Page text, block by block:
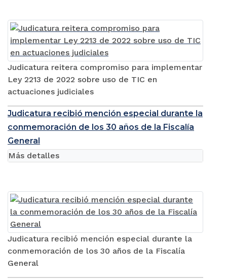
Judicatura reitera compromiso para implementar
Ley 2213 de 2022 sobre uso de TIC en
actuaciones judiciales
Judicatura recibió mención especial durante la
conmemoración de los 30 años de la Fiscalía
General
Judicatura recibió mención especial durante la
conmemoración de los 30 años de la Fiscalía
General
Más detalles